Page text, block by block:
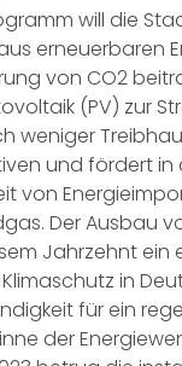
will die
erneuerbaren
von CO2
(PV) zur
weniger
und fördert in
von
Der Ausbau
Jahrzehnt ein
in
für ein
der